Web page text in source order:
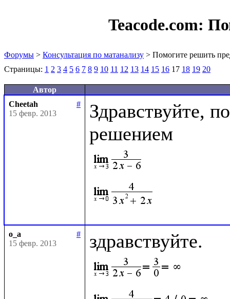
Teacode.com:
Форумы > Консультация по матанализу > Помогите решить
Страницы: 1 2 3 4 5 6 7 8 9 10 11 12 13 14 15 16 17 18 19 20
Автор
Cheetah
#
15 февр. 2013
Здравствуйте,
o_a
#
15 февр. 2013